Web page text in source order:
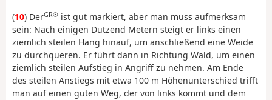
(10) DerGR® ist gut markiert, aber man muss aufmerksam
sein: Nach einigen Dutzend Metern steigt er links einen
ziemlich steilen Hang hinauf, um anschließend eine Weide
zu durchqueren. Er führt dann in Richtung Wald, um einen
ziemlich steilen Aufstieg in Angriff zu nehmen. Am Ende
des steilen Anstiegs mit etwa 100 m Höhenunterschied trifft
man auf einen guten Weg, der von links kommt und dem